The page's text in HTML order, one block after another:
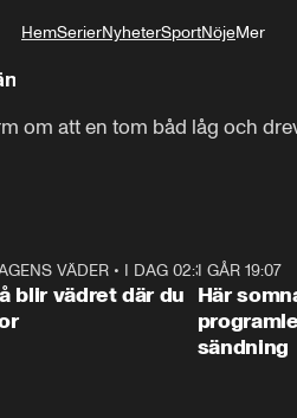
HemSerierNyheterSportNöjeMer
om att en tom båd låg och
1:06
VÄDER• I DAG 02:30
blir vädret där du
I GÅR 19:07
Här
sändning